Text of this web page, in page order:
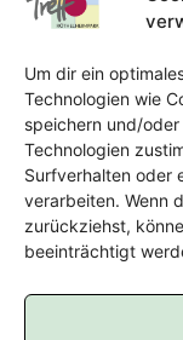
Um dir ein
Technologien wie
speichern und/
Technologien
Surfverhalten oder
verarbeiten. Wenn
zurückziehst,
beeinträchtigt
E-Mail:
Offene
Tel:
09131–302259
E-Mail: